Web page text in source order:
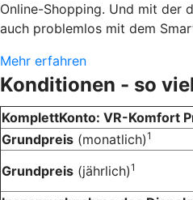
Online-Shopping. Und mit der
auch problemlos mit dem
Mehr erfahren
Konditionen - so
KomplettKonto: VR-Komfort
Grundpreis (monatlich)1
Grundpreis (jährlich)1